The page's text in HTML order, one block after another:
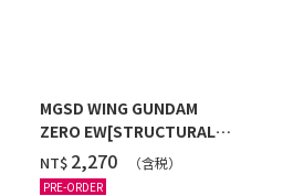
MGSD WING GUNDAM
ZERO EW[STRUCTURAL
COATING/BLACK] [2026年
12月發送]
NT$ ‌2,270 （含税）
PRE-ORDER